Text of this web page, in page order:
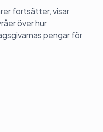
fortsätter, visar
över hur
pengar för